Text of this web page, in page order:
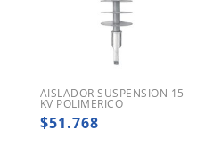
AISLADOR SUSPENSION 15
KV POLIMERICO
$51.768